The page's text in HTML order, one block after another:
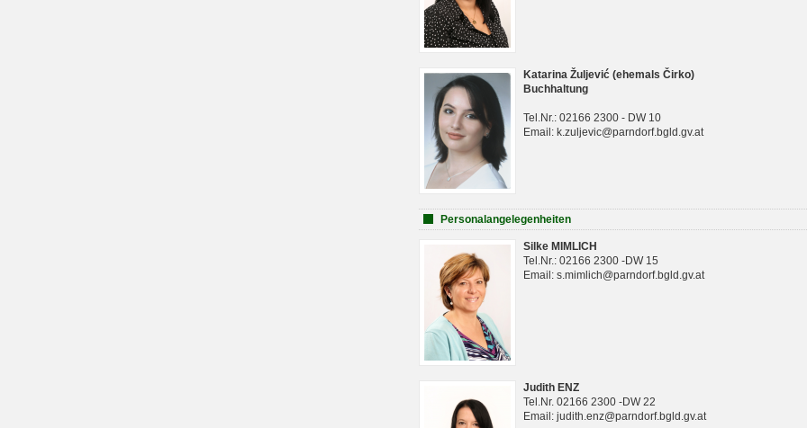
Katarina Žuljević (ehemals Čirko)
Buchhaltung
Tel.Nr.: 02166 2300 - DW 10
Email: k.zuljevic@parndorf.bgld.gv.at
Personalangelegenheiten
Silke MIMLICH
Tel.Nr.: 02166 2300 -DW 15
Email: s.mimlich@parndorf.bgld.gv.at
Judith ENZ
Tel.Nr. 02166 2300 -DW 22
Email: judith.enz@parndorf.bgld.gv.at